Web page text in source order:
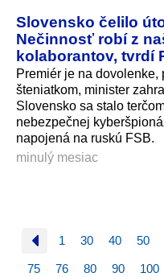
Slovensko čelilo
Nečinnosť robí z
kolaborantov, tvrdí
Premiér je na
šteniatkom, minister
Slovensko sa stalo
nebezpečnej
napojená na ruskú FSB.
minulý mesiac
1 30 40 50
75 76 80 90 100